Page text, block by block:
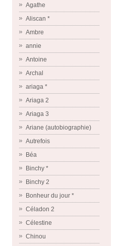
Agathe
Aliscan *
Ambre
annie
Antoine
Archal
ariaga *
Ariaga 2
Ariaga 3
Ariane (autobiographie)
Autrefois
Béa
Binchy *
Binchy 2
Bonheur du jour *
Céladon 2
Célestine
Chinou